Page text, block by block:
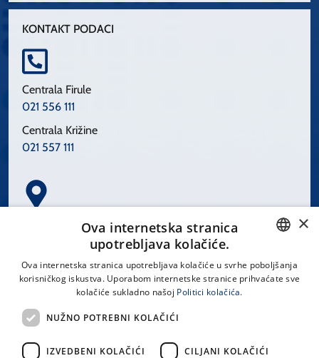
KONTAKT PODACI
Centrala Firule
021 556 111
Centrala Križine
021 557 111
Spinčićeva 1, 21000 Split
LINKOVI
CROATIAN
×
Ova internetska stranica
upotrebljava kolačiće.
Ova internetska stranica upotrebljava kolačiće u svrhe poboljšanja
korisničkog iskustva. Uporabom internetske stranice prihvaćate sve
kolačiće sukladno našoj Politici kolačića.
NUŽNO POTREBNI KOLAČIĆI
IZVEDBENI KOLAČIĆI CILJANI KOLAČIĆI